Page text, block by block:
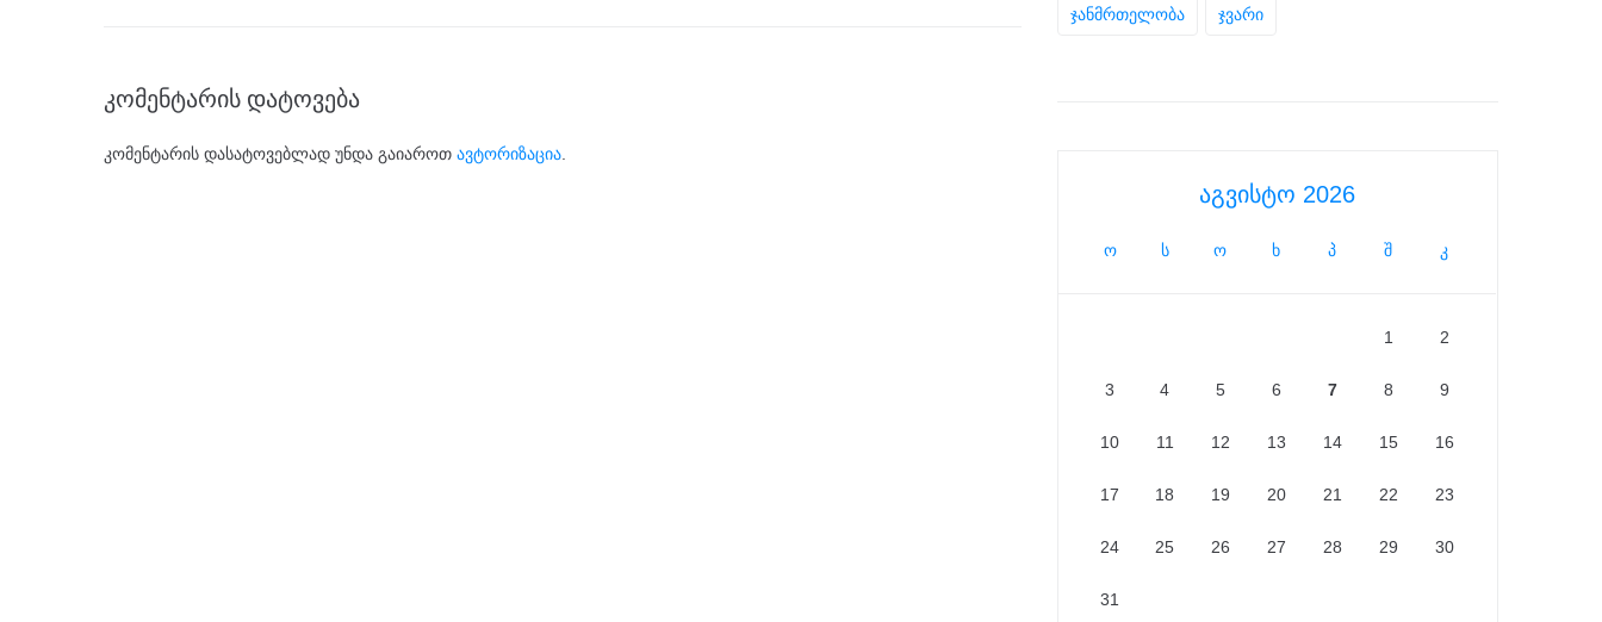
კომენტარის დატოვება
კომენტარის დასატოვებლად უნდა გაიაროთ ავტორიზაცია.
ჯანმრთელობა ჯვარი
აგვისტო 2026
ო ს ო ხ პ შ კ
1 2
3 4 5 6 7 8 9
10 11 12 13 14 15 16
17 18 19 20 21 22 23
24 25 26 27 28 29 30
31